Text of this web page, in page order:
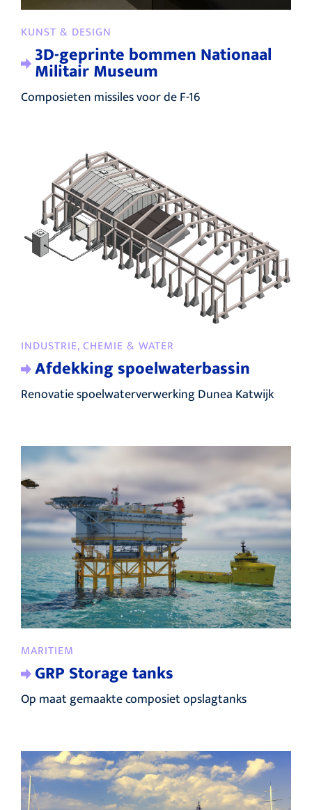
KUNST & DESIGN
3D-geprinte bommen Nationaal
Militair Museum
Composieten missiles voor de F-16
INDUSTRIE, CHEMIE & WATER
Afdekking spoelwaterbassin
Renovatie spoelwaterverwerking Dunea Katwijk
MARITIEM
GRP Storage tanks
Op maat gemaakte composiet opslagtanks